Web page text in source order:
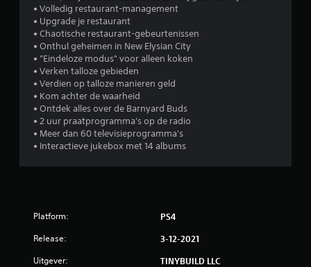
• Volledig restaurant-management
• Upgrade je restaurant
• Chaotische restaurant-gebeurtenissen
• Onthul geheimen in New Elysian City
• "Eindeloze modus" voor alleen koken
• Verken talloze gebieden
• Verdien op talloze manieren geld
• Kom achter de waarheid
• Ontdek alles over de Barnyard Buds
• 2 uur praatprogramma's op de radio
• Meer dan 60 televisieprogramma's
• Interactieve jukebox met 14 albums
Platform: PS4
Release: 3-12-2021
Uitgever: TINYBUILD LLC